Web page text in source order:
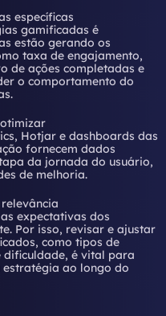
específicas
gamificadas é
estão gerando os
taxa de engajamento,
de ações completadas e
o comportamento do
Hotjar e dashboards das
fornecem dados
da jornada do usuário,
de melhoria.
expectativas dos
Por isso, revisar e ajustar
como tipos de
dificuldade, é vital para
estratégia ao longo do